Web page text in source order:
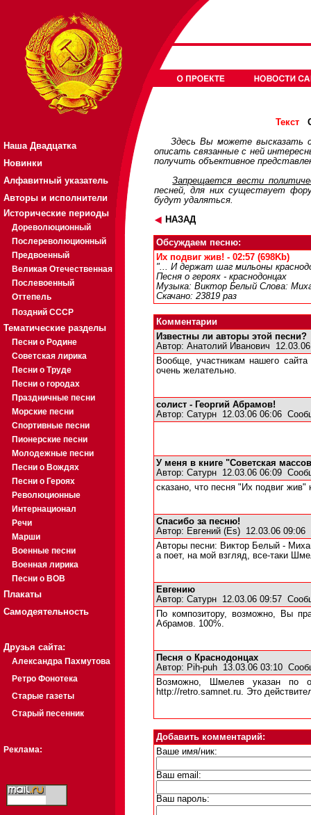
Наша Двадцатка
Новинки
Алфавитный указатель
Авторы и исполнители
Исторические периоды
Дореволюционный
Послереволюционный
Предвоенный
Великая Отечественная
Послевоенный
Оттепель
Поздний СССР
Тематические разделы
Песни о Родине
Советская лирика
Песни о Труде
Песни о городах
Праздничные песни
Морские песни
Спортивные песни
Пионерские песни
Молодежные песни
Песни о Вождях
Песни о Героях
Революционные
Интернационал
Речи
Марши
Военные песни
Военная лирика
Песни о ВОВ
Плакаты
Самодеятельность
Друзья сайта:
Александра Пахмутова
Ретро Фонотека
Старые газеты
Старый песенник
Реклама:
Текст
Здесь Вы можете высказать
описать связанные с ней
получить объективное
Запрещается вести
песней, для них существует
будут удаляться.
НАЗАД
Обсуждаем песню:
Их подвиг жив! - 02:57 (698Kb)
"... И держат шаг мильоны
Песня о героях - краснодонцах
Музыка: Виктор Белый Слова:
Скачано: 23819 раз
Комментарии
Известны ли авторы этой песни?
Автор: Анатолий Иванович
Вообще, участникам нашего
очень желательно.
солист - Георгий Абрамов!
Автор: Сатурн 12.03.06 06:06
У меня в книге "Советская
Автор: Сатурн 12.03.06 06:09
сказано, что песня "Их подвиг
Спасибо за песню!
Автор: Евгений (Es) 12.03.06 09:06
Авторы песни: Виктор Белый -
а поет, на мой взгляд, все-таки
Евгению
Автор: Сатурн 12.03.06 09:57
По композитору, возможно, Вы
Абрамов. 100%.
Песня о Краснодонцах
Автор: Pih-puh 13.03.06 03:10
Возможно, Шмелев указан по
http://retro.samnet.ru. Это
Добавить комментарий:
Ваше имя/ник:
Ваш email:
Ваш пароль: